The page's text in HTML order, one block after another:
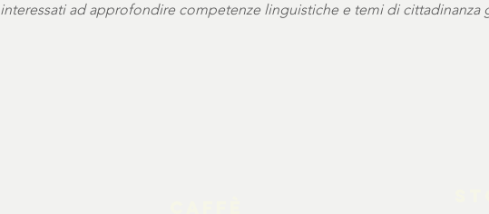
interessati ad approfondire competenze linguistiche e temi di cittadinanza